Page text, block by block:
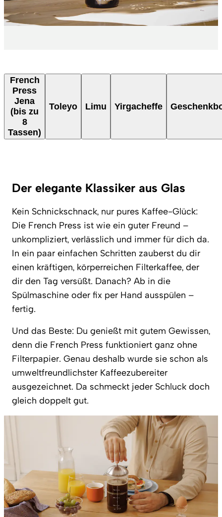
French
Press
Jena
(bis zu
8
Tassen)
Toleyo Limu Yirgacheffe
Der elegante Klassiker aus Glas
Kein Schnickschnack, nur pures Kaffee-Glück:
Die French Press ist wie ein guter Freund –
unkompliziert, verlässlich und immer für dich da.
In ein paar einfachen Schritten zauberst du dir
einen kräftigen, körperreichen Filterkaffee, der
dir den Tag versüßt. Danach? Ab in die
Spülmaschine oder fix per Hand ausspülen –
fertig.
Und das Beste: Du genießt mit gutem Gewissen,
denn die French Press funktioniert ganz ohne
Filterpapier. Genau deshalb wurde sie schon als
umweltfreundlichster Kaffeezubereiter
ausgezeichnet. Da schmeckt jeder Schluck doch
gleich doppelt gut.